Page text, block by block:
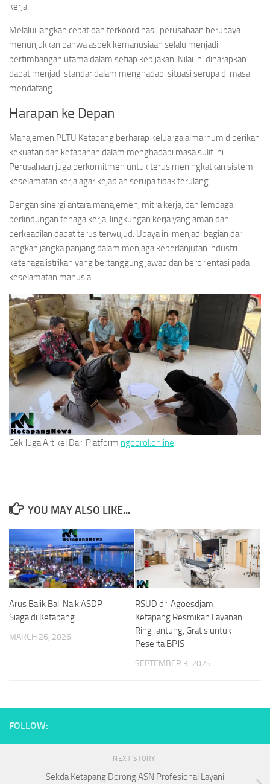
kerja.
Melalui langkah cepat dan terkoordinasi, perusahaan berupaya
menunjukkan bahwa aspek kemanusiaan selalu menjadi
pertimbangan utama dalam setiap kebijakan. Nilai ini diharapkan
dapat menjadi standar dalam menghadapi situasi serupa di masa
mendatang.
Harapan ke Depan
Manajemen PLTU Ketapang berharap keluarga almarhum diberikan
kekuatan dan ketabahan dalam menghadapi masa sulit ini.
Perusahaan juga berkomitmen untuk terus meningkatkan sistem
keselamatan kerja agar kejadian serupa tidak terulang.
Dengan sinergi antara manajemen, mitra kerja, dan lembaga
perlindungan tenaga kerja, lingkungan kerja yang aman dan
berkeadilan dapat terus terwujud. Upaya ini menjadi bagian dari
langkah jangka panjang dalam menjaga keberlanjutan industri
ketenagalistrikan yang bertanggung jawab dan berorientasi pada
keselamatan manusia.
Cek Juga Artikel Dari Platform ngobrol.online
YOU MAY ALSO LIKE...
Arus Balik Bali Naik ASDP
Siaga di Ketapang
MARCH 26, 2026
RSUD dr. Agoesdjam
Ketapang Resmikan Layanan
Ring Jantung, Gratis untuk
Peserta BPJS
SEPTEMBER 3, 2025
FOLLOW:
NEXT STORY
Sekda Ketapang Dorong ASN Profesional Layani